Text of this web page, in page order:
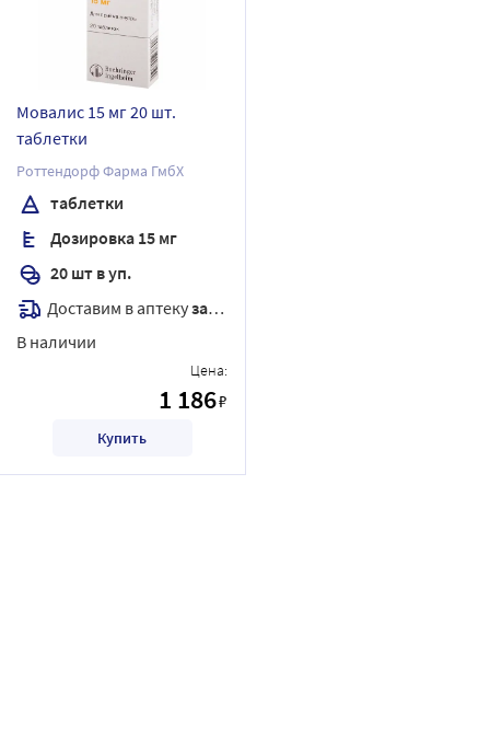
Мовалис 15 мг 20 шт.
таблетки
Роттендорф Фарма ГмбХ
таблетки
Дозировка 15 мг
20 шт в уп.
Доставим в аптекузавтра
В наличии
Цена:
1 186₽
Купить